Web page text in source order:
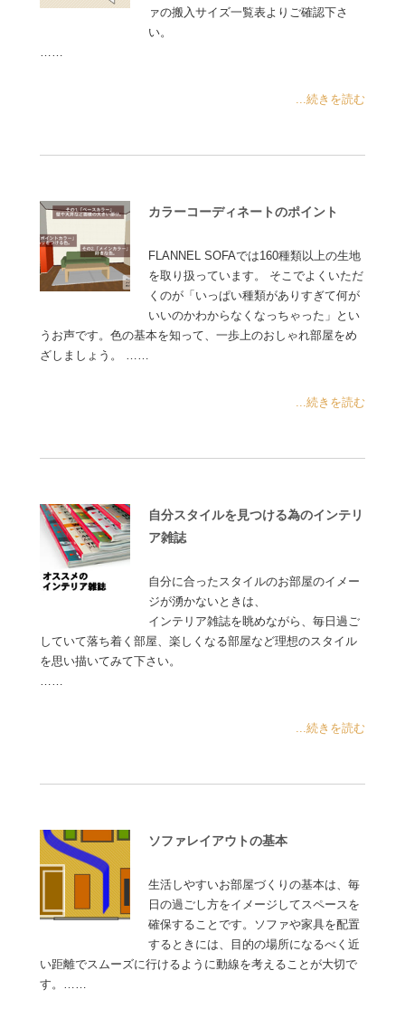
ァの搬入サイズ一覧表よりご確認下さ
い。
...続きを読む
カラーコーディネートのポイント
FLANNEL SOFAでは160種類以上の生地
を取り扱っています。 そこでよくいただ
くのが「いっぱい種類がありすぎて何が
いいのかわからなくなっちゃった」とい
うお声です。色の基本を知って、一歩上のおしゃれ部屋をめ
ざしましょう。 ……
...続きを読む
自分スタイルを見つける為のインテリ
ア雑誌
自分に合ったスタイルのお部屋のイメー
ジが湧かないときは、
インテリア雑誌を眺めながら、毎日過ご
していて落ち着く部屋、楽しくなる部屋など理想のスタイル
を思い描いてみて下さい。
……
...続きを読む
ソファレイアウトの基本
生活しやすいお部屋づくりの基本は、毎
日の過ごし方をイメージしてスペースを
確保することです。ソファや家具を配置
するときには、目的の場所になるべく近
い距離でスムーズに行けるように動線を考えることが大切で
す。……